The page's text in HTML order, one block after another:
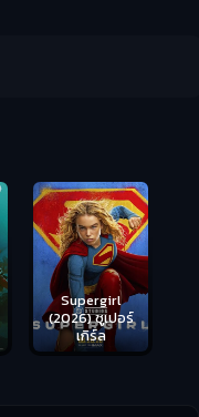
Supergirl
(2026) ซูเปอร์
เกิร์ล